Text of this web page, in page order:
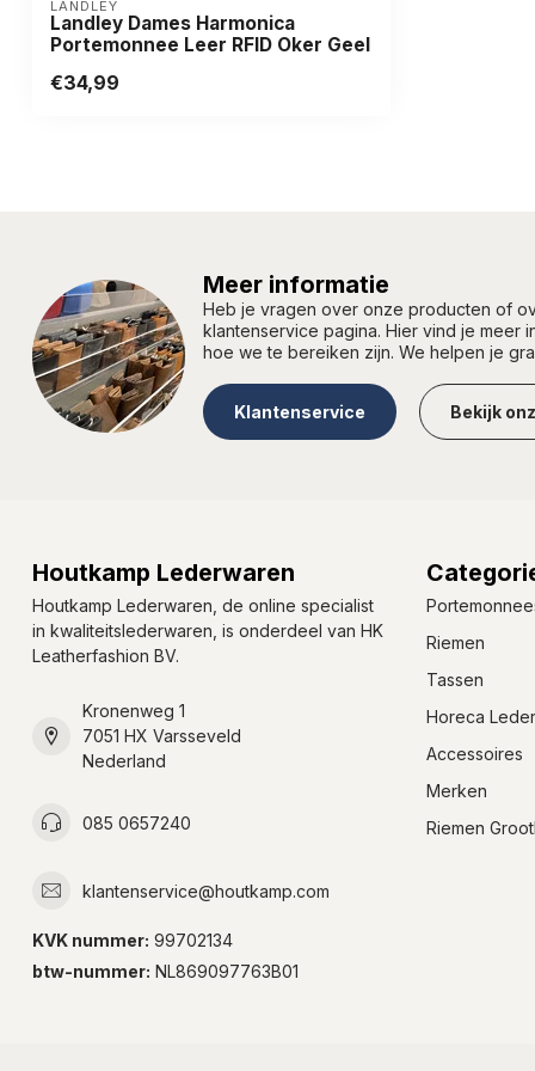
LANDLEY
Landley Dames Harmonica
Portemonnee Leer RFID Oker Geel
€34,99
Meer informatie
Heb je vragen over onze producten of
klantenservice pagina. Hier vind je meer
hoe we te bereiken zijn. We helpen je
Klantenservice Bekijk
Houtkamp Lederwaren
Houtkamp Lederwaren, de online specialist
in kwaliteitslederwaren, is onderdeel van HK
Leatherfashion BV.
Kronenweg 1
7051 HX Varsseveld
Nederland
085 0657240
klantenservice@houtkamp.com
KVK nummer: 99702134
btw-nummer: NL869097763B01
Riemen
Tassen
Horeca
Accessoires
Merken
Riemen